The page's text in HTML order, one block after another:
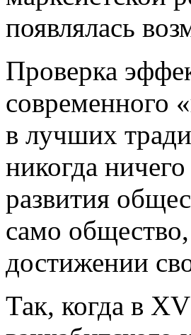
появлялась
Проверка
современного
в лучших
никогда
развития
само
достижении
Так, когда в